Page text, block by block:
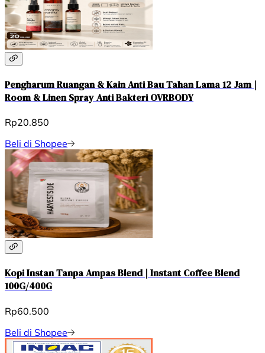
Pengharum Ruangan & Kain Anti Bau Tahan Lama 12 Jam |
Room & Linen Spray Anti Bakteri OVRBODY
Rp20.850
Beli di Shopee
Kopi Instan Tanpa Ampas Blend | Instant Coffee Blend
100G/400G
Rp60.500
Beli di Shopee